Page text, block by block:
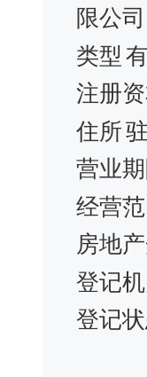
限公司
类型
注册
住所
营业
经营
房地
登记
登记